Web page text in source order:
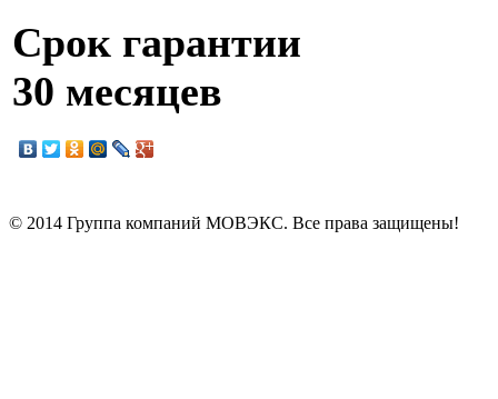
Срок гарантии
30 месяцев
© 2014 Группа компаний МОВЭКС. Все права защищены!